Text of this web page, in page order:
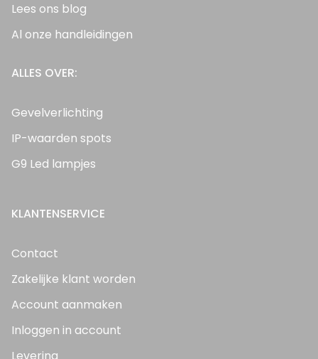
Lees ons blog
Al onze handleidingen
ALLES OVER:
Gevelverlichting
IP-waarden spots
G9 Led lampjes
KLANTENSERVICE
Contact
Zakelijke klant worden
Account aanmaken
Inloggen in account